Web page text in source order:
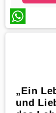
WhatsApp
„Ein
und